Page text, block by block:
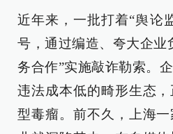
近年来，一批打着“舆论
号，通过编造、夸大企业
务合作”实施敲诈勒索。
违法成本低的畸形生态
型毒瘤。前不久，上海